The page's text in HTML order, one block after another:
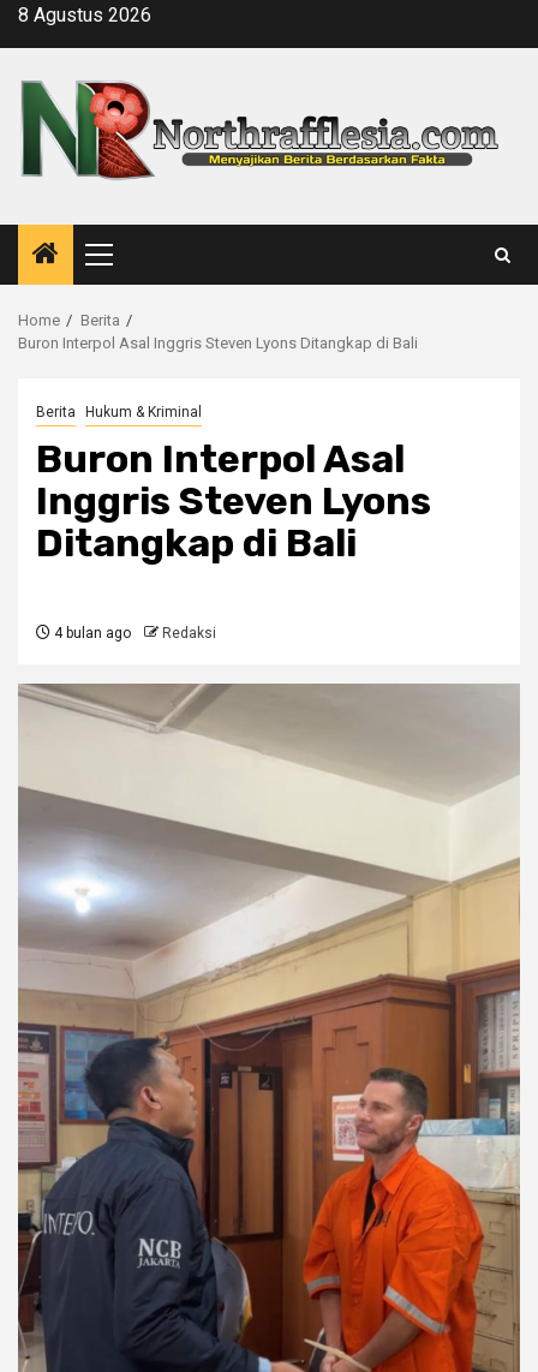
Skip8 Agustus 2026
Primary
Menu
Home
Berita
Buron Interpol Asal Inggris Steven Lyons Ditangkap di Bali
Berita Hukum & Kriminal
Buron Interpol Asal
Inggris Steven Lyons
Ditangkap di Bali
4 bulan ago Redaksi